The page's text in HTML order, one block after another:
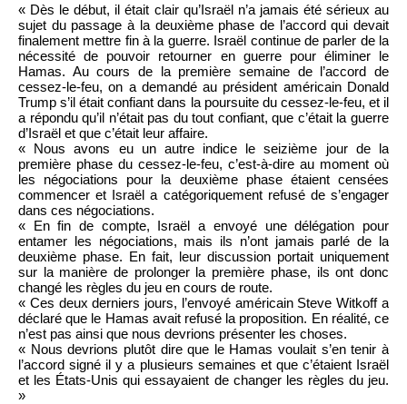
« Dès le début, il était clair qu’Israël n’a jamais été sérieux au
sujet du passage à la deuxième phase de l’accord qui devait
finalement mettre fin à la guerre. Israël continue de parler de la
nécessité de pouvoir retourner en guerre pour éliminer le
Hamas. Au cours de la première semaine de l’accord de
cessez-le-feu, on a demandé au président américain Donald
Trump s’il était confiant dans la poursuite du cessez-le-feu, et il
a répondu qu’il n’était pas du tout confiant, que c’était la guerre
d’Israël et que c’était leur affaire.
« Nous avons eu un autre indice le seizième jour de la
première phase du cessez-le-feu, c’est-à-dire au moment où
les négociations pour la deuxième phase étaient censées
commencer et Israël a catégoriquement refusé de s’engager
dans ces négociations.
« En fin de compte, Israël a envoyé une délégation pour
entamer les négociations, mais ils n’ont jamais parlé de la
deuxième phase. En fait, leur discussion portait uniquement
sur la manière de prolonger la première phase, ils ont donc
changé les règles du jeu en cours de route.
« Ces deux derniers jours, l’envoyé américain Steve Witkoff a
déclaré que le Hamas avait refusé la proposition. En réalité, ce
n’est pas ainsi que nous devrions présenter les choses.
« Nous devrions plutôt dire que le Hamas voulait s’en tenir à
l’accord signé il y a plusieurs semaines et que c’étaient Israël
et les États-Unis qui essayaient de changer les règles du jeu.
»